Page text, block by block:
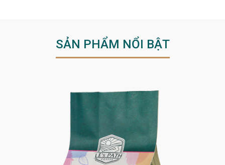
SẢN PHẨM NỔI BẬT